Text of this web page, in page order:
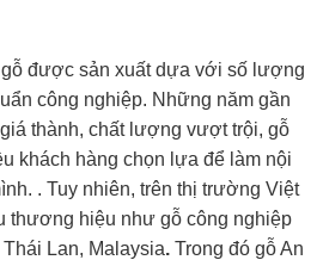
được sản xuất dựa với số lượng
công nghiệp. Những năm gần
thành, chất lượng vượt trội, gỗ
khách hàng chọn lựa để làm nội
. Tuy nhiên, trên thị trường Việt
thương hiệu như gỗ công nghiệp
Lan, Malaysia. Trong đó gỗ An